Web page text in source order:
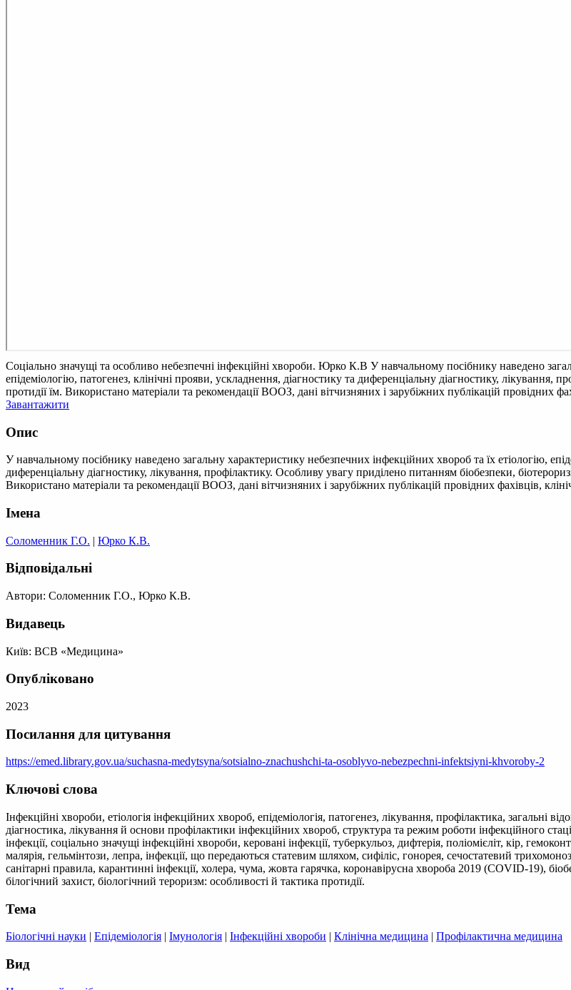
Соціально значущі та особливо небезпечні інфекційні хвороби. Юрко К.В У навчальному посібнику наведено
епідеміологію, патогенез, клінічні прояви, ускладнення, діагностику та диференціальну діагностику,
протидії їм. Використано матеріали та рекомендації ВООЗ, дані вітчизняних і зарубіжних публікацій провідних
Завантажити
Опис
У навчальному посібнику наведено загальну характеристику небезпечних інфекційних хвороб та їх етіологію,
диференціальну діагностику, лікування, профілактику. Особливу увагу приділено питанням біобезпеки,
Використано матеріали та рекомендації ВООЗ, дані вітчизняних і зарубіжних публікацій провідних фахівців,
Імена
Соломенник Г.О. | Юрко К.В.
Відповідальні
Автори: Соломенник Г.О., Юрко К.В.
Видавець
Київ: ВСВ «Медицина»
Опубліковано
2023
Посилання для цитування
https://emed.library.gov.ua/suchasna-medytsyna/sotsialno-znachushchi-ta-osoblyvo-nebezpechni-infektsiyni-khvoroby-2
Ключові слова
Інфекційні хвороби, етіологія інфекційних хвороб, епідеміологія, патогенез, лікування, профілактика, загальні
діагностика, лікування й основи профілактики інфекційних хвороб, структура та режим роботи інфекційного
інфекції, соціально значущі інфекційні хвороби, керовані інфекції, туберкульоз, дифтерія, поліомієліт, кір,
малярія, гельмінтози, лепра, інфекції, що передаються статевим шляхом, сифіліс, гонорея, сечостатевий
санітарні правила, карантинні інфекції, холера, чума, жовта гарячка, коронавірусна хвороба 2019 (COVID-19),
білогічний захист, біологічний тероризм: особливості й тактика протидії.
Тема
Біологічні науки | Епідеміологія | Імунологія | Інфекційні хвороби | Клінічна медицина | Профілактична медицина
Вид